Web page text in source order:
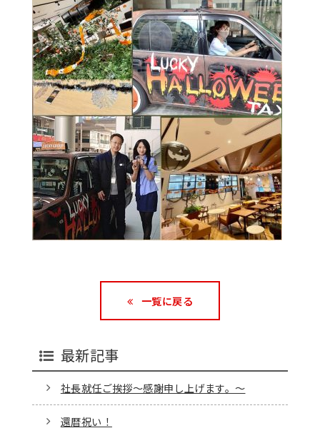
一覧に戻る
最新記事
社長就任ご挨拶～感謝申し上げます。～
還暦祝い！